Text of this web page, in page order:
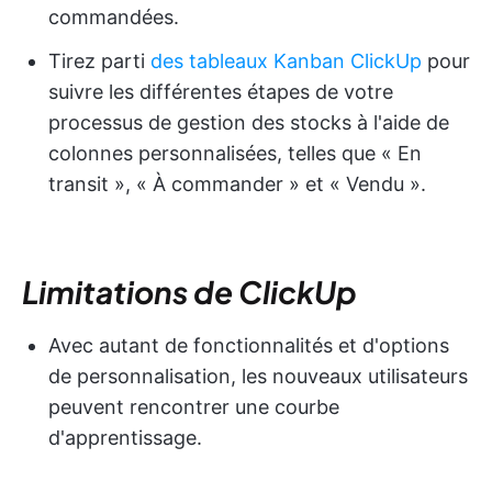
commandées.
Tirez parti des tableaux Kanban ClickUp pour
suivre les différentes étapes de votre
processus de gestion des stocks à l'aide de
colonnes personnalisées, telles que « En
transit », « À commander » et « Vendu ».
Limitations de ClickUp
Avec autant de fonctionnalités et d'options
de personnalisation, les nouveaux utilisateurs
peuvent rencontrer une courbe
d'apprentissage.